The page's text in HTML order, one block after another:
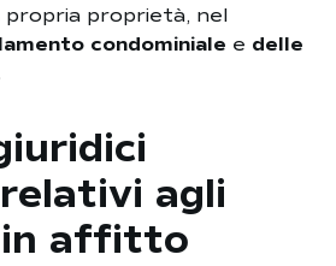
propria proprietà, nel
condominiale e delle
agli
in affitto